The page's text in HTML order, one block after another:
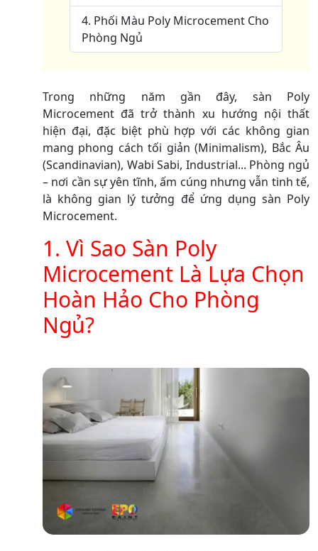
4. Phối Màu Poly Microcement Cho
Phòng Ngủ
Trong những năm gần đây, sàn Poly
Microcement đã trở thành xu hướng nội thất
hiện đại, đặc biệt phù hợp với các không gian
mang phong cách tối giản (Minimalism), Bắc Âu
(Scandinavian), Wabi Sabi, Industrial... Phòng ngủ
– nơi cần sự yên tĩnh, ấm cúng nhưng vẫn tinh tế,
là không gian lý tưởng để ứng dụng sàn Poly
Microcement.
1. Vì Sao Sàn Poly
Microcement Là Lựa Chọn
Hoàn Hảo Cho Phòng
Ngủ?